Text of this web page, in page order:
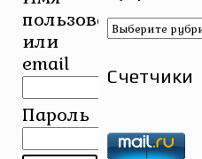
пользователя
или
email
Пароль
Рубрики
Счетчики